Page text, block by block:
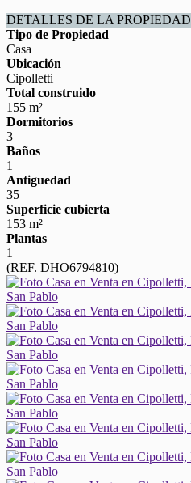
DETALLES DE LA PROPIEDAD
Tipo de Propiedad
Casa
Ubicación
Cipolletti
Total construido
155 m²
Dormitorios
3
Baños
1
Antiguedad
35
Superficie cubierta
153 m²
Plantas
1
(REF. DHO6794810)